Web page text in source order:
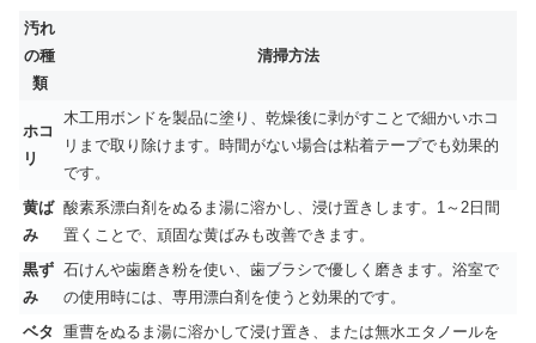
汚れ
の種
類
清掃方法
ホコ
リ
木工用ボンドを製品に塗り、乾燥後に剥がすことで細かいホコ
リまで取り除けます。時間がない場合は粘着テープでも効果的
です。
黄ば
み
酸素系漂白剤をぬるま湯に溶かし、浸け置きします。1～2日間
置くことで、頑固な黄ばみも改善できます。
黒ず
み
石けんや歯磨き粉を使い、歯ブラシで優しく磨きます。浴室で
の使用時には、専用漂白剤を使うと効果的です。
ベタ 重曹をぬるま湯に溶かして浸け置き、または無水エタノールを